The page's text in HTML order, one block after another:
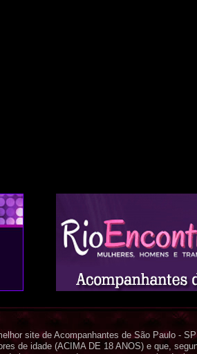
site de Acompanhantes de São Paulo - SP
de idade (ACIMA DE 18 ANOS) e que,